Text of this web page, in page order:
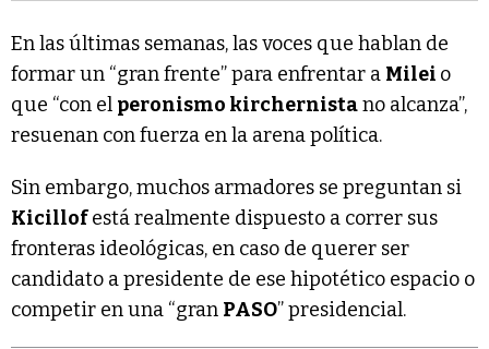
En las últimas semanas, las voces que hablan de
formar un “gran frente” para enfrentar a Milei o
que “con el peronismo kirchernistano alcanza”,
resuenan con fuerza en la arena política.
Sin embargo, muchos armadores se preguntan si
Kicillofestá realmente dispuesto a correr sus
fronteras ideológicas, en caso de querer ser
candidato a presidente de ese hipotético espacio o
competir en una “gran PASO” presidencial.